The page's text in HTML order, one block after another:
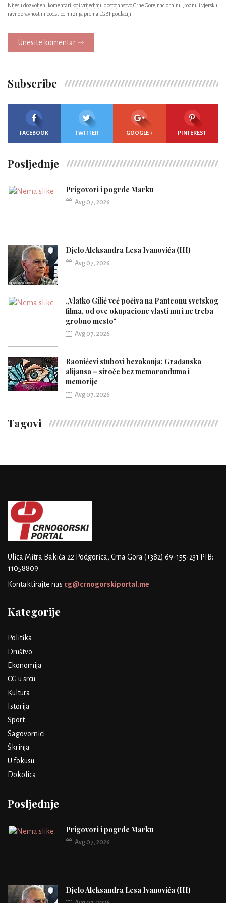
Nijesu dozvoljeni komentari koji vrijedjaju dostojanstvo Crne Gore,nacionalnu ,rodnu i vjersku
ravnopravnost ili podstice mrznja prema LGBT poulaciji.
Unesite komentar ⇾
Subscribe
FACEBOOK TWITTER GOOGLE + PINTEREST
Posljednje
Prigovori i pogrde Marku
Avg 07, 2026
Djelo Aleksandra Lesa Ivanovića (III)
Avg 07, 2026
„Vlatko Gilić već počiva na Panteonu svetskog
filma, od ove okupacione vlasti mu i ne treba
grobno mesto“
Avg 07, 2026
Raonićevi stubovi bezakonja: Građanska
alijansa – siroče bez memoranduma i
memorije
Avg 07, 2026
Tagovi
Ulica Mitra Bakića 22 Podgorica, Crna Gora (+382) 69-155-231 PIB:
11058809
Kontaktirajte nas cg@crnogorskiportal.me
Kategorije
Politika
Društvo
Ekonomija
CG u srcu
Kultura
Istorija
Sport
Sagovornici
Škrinja
U fokusu
Dokolica
Posljednje
Prigovori i pogrde Marku
Avg 07, 2026
Djelo Aleksandra Lesa Ivanovića (III)